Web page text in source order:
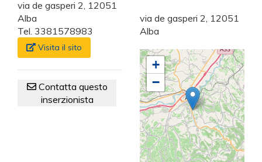
via de gasperi 2, 12051
Alba
Tel. 3381578983
Visita il sito
Contatta questo
inserzionista
via de gasperi 2, 12051
Alba
+
−